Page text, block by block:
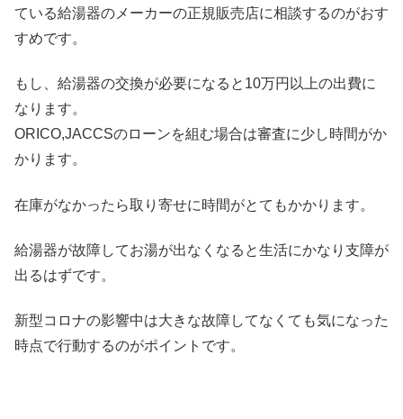
ている給湯器のメーカーの正規販売店に相談するのがおす
すめです。
もし、給湯器の交換が必要になると10万円以上の出費に
なります。
ORICO,JACCSのローンを組む場合は審査に少し時間がか
かります。
在庫がなかったら取り寄せに時間がとてもかかります。
給湯器が故障してお湯が出なくなると生活にかなり支障が
出るはずです。
新型コロナの影響中は大きな故障してなくても気になった
時点で行動するのがポイントです。